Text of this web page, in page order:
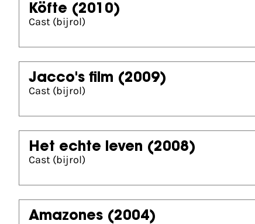
Köfte (2010)
Cast (bijrol)
Jacco's film (2009)
Cast (bijrol)
Het echte leven (2008)
Cast (bijrol)
Amazones (2004)